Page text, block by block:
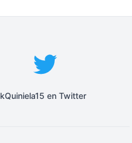
Quiniela15 en Twitter